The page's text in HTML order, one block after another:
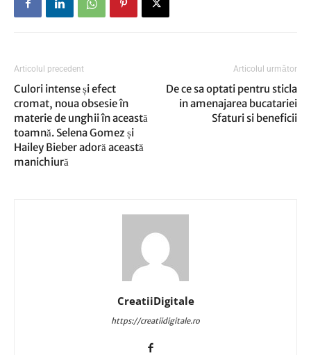
Articolul precedent
Culori intense și efect
cromat, noua obsesie în
materie de unghii în această
toamnă. Selena Gomez și
Hailey Bieber adoră această
manichiură
Articolul următor
De ce sa optati pentru sticla
in amenajarea bucatariei
Sfaturi si beneficii
CreatiiDigitale
https://creatiidigitale.ro